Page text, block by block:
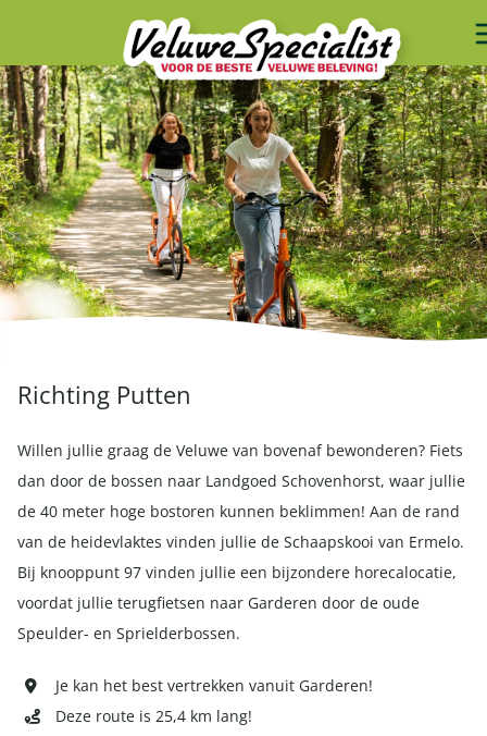
Richting Putten
Willen jullie graag de Veluwe van bovenaf bewonderen? Fiets
dan door de bossen naar Landgoed Schovenhorst, waar jullie
de 40 meter hoge bostoren kunnen beklimmen! Aan de rand
van de heidevlaktes vinden jullie de Schaapskooi van Ermelo.
Bij knooppunt 97 vinden jullie een bijzondere horecalocatie,
voordat jullie terugfietsen naar Garderen door de oude
Speulder- en Sprielderbossen.
Je kan het best vertrekken vanuit Garderen!
Deze route is 25,4 km lang!